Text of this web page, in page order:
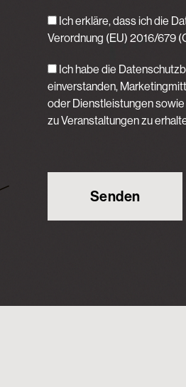
Ich erkläre, dass ich die
Verordnung (EU) 2016/679
Ich habe die
einverstanden,
oder Dienstleistungen
zu Veranstaltungen zu